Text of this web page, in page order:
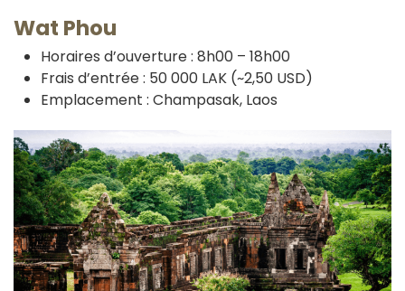
Wat Phou
Horaires d’ouverture : 8h00 – 18h00
Frais d’entrée : 50 000 LAK (~2,50 USD)
Emplacement : Champasak, Laos